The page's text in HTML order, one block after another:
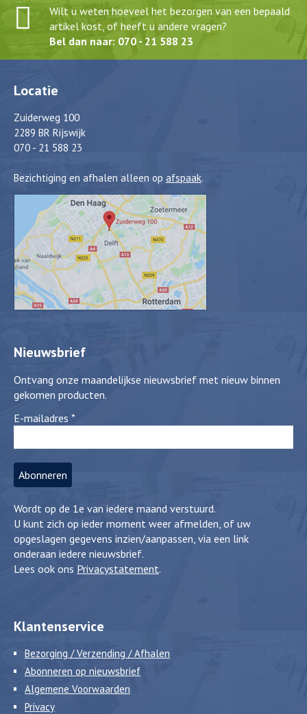
Wilt u weten hoeveel het bezorgen van een bepaald
artikel kost, of heeft u andere vragen?
Bel dan naar: 070 - 21 588 23
Locatie
Zuiderweg 100
2289 BR Rijswijk
070 - 21 588 23
Bezichtiging en afhalen alleen op afspaak.
Nieuwsbrief
Ontvang onze maandelijkse nieuwsbrief met nieuw binnen
gekomen producten.
E-mailadres *
Wordt op de 1e van iedere maand verstuurd.
U kunt zich op ieder moment weer afmelden, of uw
opgeslagen gegevens inzien/aanpassen, via een link
onderaan iedere nieuwsbrief.
Lees ook ons Privacystatement.
Klantenservice
Bezorging / Verzending / Afhalen
Abonneren op nieuwsbrief
Algemene Voorwaarden
Privacy